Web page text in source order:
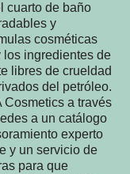
cuarto de baño
y
cosméticas
los ingredientes de
libres de crueldad
del petróleo.
Cosmetics a través
a un catálogo
experto
y un servicio de
para que